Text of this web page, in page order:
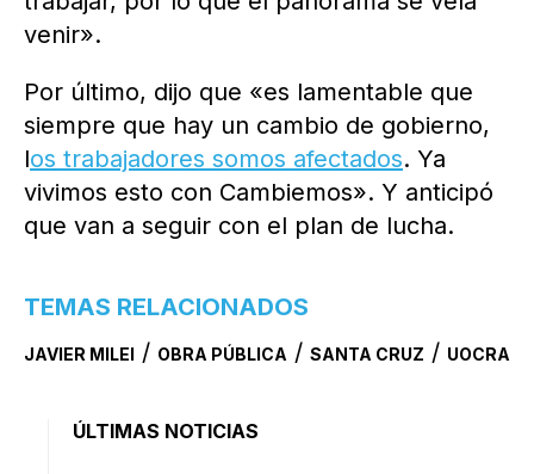
venir».
Por último, dijo que «es lamentable que
siempre que hay un cambio de gobierno,
los trabajadores somos afectados. Ya
vivimos esto con Cambiemos». Y anticipó
que van a seguir con el plan de lucha.
TEMAS RELACIONADOS
JAVIER MILEI / OBRA PÚBLICA / SANTA CRUZ / UOCRA
ÚLTIMAS NOTICIAS